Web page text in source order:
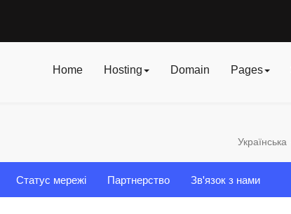
Home Hosting Domain Pages
Українська
Статус мережі Партнерство Зв'язок з нами